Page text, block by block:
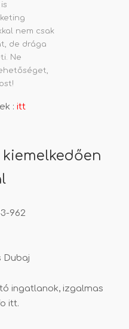
nem csak
de drága
Ne
: itt
962
ingatlanok, izgalmas
itt.